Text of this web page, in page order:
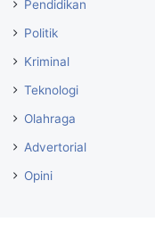
Pendidikan
Politik
Kriminal
Teknologi
Olahraga
Advertorial
Opini